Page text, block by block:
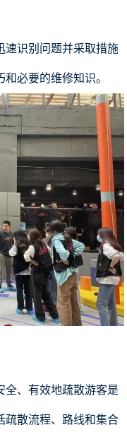
速识别问题并采取措施
必要的维修知识。
全、有效地疏散游客是
疏散流程、路线和集合